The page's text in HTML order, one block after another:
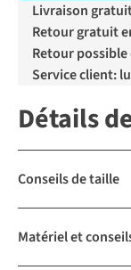
Livraison
Retour gratuit
Retour
Service client:
Détails
Conseils de taille
Matériel et